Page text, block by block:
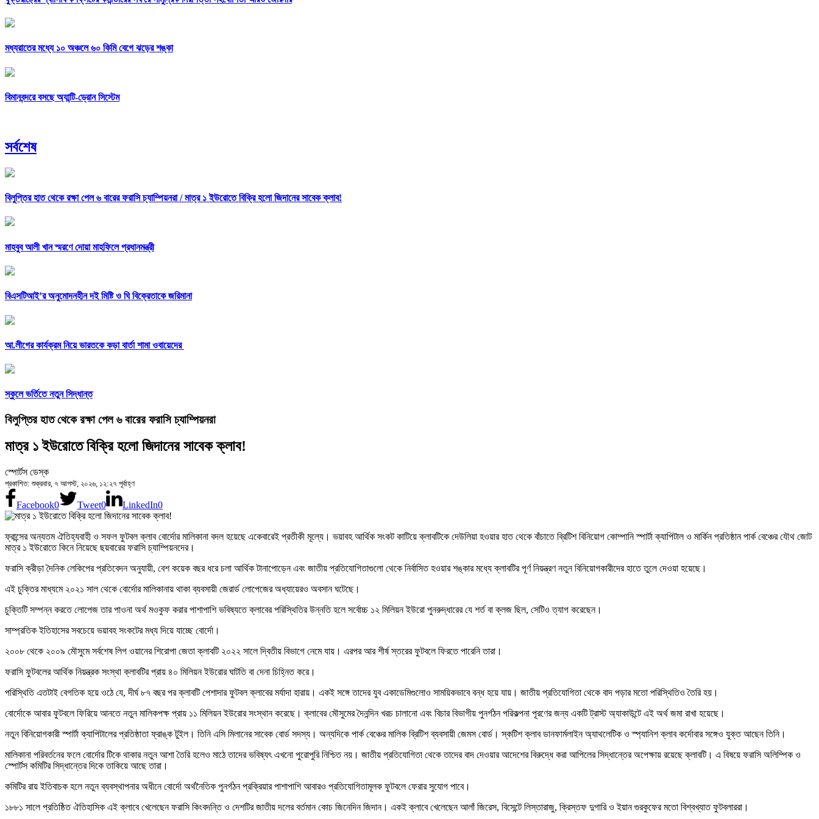
মধ্যরাতের মধ্যে ১০ অঞ্চলে ৬০ কিমি বেগে ঝড়ের শঙ্কা
বিমানবন্দরে বসছে অ্যান্টি-ড্রোন সিস্টেম
সর্বশেষ
বিলুপ্তির হাত থেকে রক্ষা পেল ৬ বারের ফরাসি চ্যাম্পিয়নরা /মাত্র ১ ইউরোতে বিক্রি হলো জিদানের সাবেক ক্লাব!
মাহবুব আলী খান স্মরণে দোয়া মাহফিলে প্রধানমন্ত্রী
বিএসটিআই’র অনুমোদনহীন দই মিষ্টি ও ঘি বিক্রেতাকে জরিমানা
আ.লীগের কার্যক্রম নিয়ে ভারতকে কড়া বার্তা শামা ওবায়েদের
স্কুলে ভর্তিতে নতুন সিদ্ধান্ত
বিলুপ্তির হাত থেকে রক্ষা পেল ৬ বারের ফরাসি চ্যাম্পিয়নরা
মাত্র ১ ইউরোতে বিক্রি হলো জিদানের সাবেক ক্লাব!
স্পোর্টস ডেস্ক
প্রকাশিত: শুক্রবার, ৭ আগস্ট, ২০২৬, ১২:২৭ পূর্বাহ্ণ
Facebook0 Tweet0 LinkedIn0
ফ্রান্সের অন্যতম ঐতিহ্যবাহী ও সফল ফুটবল ক্লাব বোর্দোর মালিকানা বদল হয়েছে একেবারেই প্রতীকী মূল্যে। ভয়াবহ আর্থিক সংকট কাটিয়ে ক্লাবটিকে দেউলিয়া হওয়ার হাত থেকে বাঁচাতে ব্রিটিশ বিনিয়োগ কোম্পানি স্পার্টা ক্যাপিটাল ও মার্কিন প্রতিষ্ঠান পার্ক বেঞ্চের যৌথ জোট
মাত্র ১ ইউরোতে কিনে নিয়েছে ছয়বারের ফরাসি চ্যাম্পিয়নদের।
ফরাসি ক্রীড়া দৈনিক লেকিপের প্রতিবেদন অনুযায়ী, বেশ কয়েক বছর ধরে চলা আর্থিক টানাপোড়েন এবং জাতীয় প্রতিযোগিতাগুলো থেকে নির্বাসিত হওয়ার শঙ্কার মধ্যে ক্লাবটির পূর্ণ নিয়ন্ত্রণ নতুন বিনিয়োগকারীদের হাতে তুলে দেওয়া হয়েছে।
এই চুক্তির মাধ্যমে ২০২১ সাল থেকে বোর্দোর মালিকানায় থাকা ব্যবসায়ী জেরার্ড লোপেজের অধ্যায়েরও অবসান ঘটেছে।
চুক্তিটি সম্পন্ন করতে লোপেজ তার পাওনা অর্থ মওকুফ করার পাশাপাশি ভবিষ্যতে ক্লাবের পরিস্থিতির উন্নতি হলে সর্বোচ্চ ১২ মিলিয়ন ইউরো পুনরুদ্ধারের যে শর্ত বা ক্লজ ছিল, সেটিও ত্যাগ করেছেন।
সাম্প্রতিক ইতিহাসের সবচেয়ে ভয়াবহ সংকটের মধ্য দিয়ে যাচ্ছে বোর্দো।
২০০৮ থেকে ২০০৯ মৌসুমে সর্বশেষ লিগ ওয়ানের শিরোপা জেতা ক্লাবটি ২০২২ সালে দ্বিতীয় বিভাগে নেমে যায়। এরপর আর শীর্ষ স্তরের ফুটবলে ফিরতে পারেনি তারা।
ফরাসি ফুটবলের আর্থিক নিয়ন্ত্রক সংস্থা ক্লাবটির প্রায় ৪০ মিলিয়ন ইউরোর ঘাটতি বা দেনা চিহ্নিত করে।
পরিস্থিতি এতটাই বেগতিক হয়ে ওঠে যে, দীর্ঘ ৮৭ বছর পর ক্লাবটি পেশাদার ফুটবল ক্লাবের মর্যাদা হারায়। একই সঙ্গে তাদের যুব একাডেমিগুলোও সাময়িকভাবে বন্ধ হয়ে যায়। জাতীয় প্রতিযোগিতা থেকে বাদ পড়ার মতো পরিস্থিতিও তৈরি হয়।
বোর্দোকে আবার ফুটবলে ফিরিয়ে আনতে নতুন মালিকপক্ষ প্রায় ১১ মিলিয়ন ইউরোর সংস্থান করেছে। ক্লাবের মৌসুমের দৈনন্দিন খরচ চালানো এবং বিচার বিভাগীয় পুনর্গঠন পরিকল্পনা পূরণের জন্য একটি ট্রাস্ট অ্যাকাউন্টে এই অর্থ জমা রাখা হয়েছে।
নতুন বিনিয়োগকারী স্পার্টা ক্যাপিটালের প্রতিষ্ঠাতা ফ্রাঙ্ক টুইল। তিনি এসি মিলানের সাবেক বোর্ড সদস্য। অন্যদিকে পার্ক বেঞ্চের মালিক ব্রিটিশ ব্যবসায়ী জেমস বোর্ড। স্কটিশ ক্লাব ডানফার্মলাইন অ্যাথলেটিক ও স্প্যানিশ ক্লাব কর্দোবার সঙ্গেও যুক্ত আছেন তিনি।
মালিকানা পরিবর্তনের ফলে বোর্দোর টিকে থাকার নতুন আশা তৈরি হলেও মাঠে তাদের ভবিষ্যৎ এখনো পুরোপুরি নিশ্চিত নয়। জাতীয় প্রতিযোগিতা থেকে তাদের বাদ দেওয়ার আদেশের বিরুদ্ধে করা আপিলের সিদ্ধান্তের অপেক্ষায় রয়েছে ক্লাবটি। এ বিষয়ে ফরাসি অলিম্পিক ও
স্পোর্টস কমিটির সিদ্ধান্তের দিকে তাকিয়ে আছে তারা।
কমিটির রায় ইতিবাচক হলে নতুন ব্যবস্থাপনার অধীনে বোর্দো অর্থনৈতিক পুনর্গঠন প্রক্রিয়ার পাশাপাশি আবারও প্রতিযোগিতামূলক ফুটবলে ফেরার সুযোগ পাবে।
১৮৮১ সালে প্রতিষ্ঠিত ঐতিহাসিক এই ক্লাবে খেলেছেন ফরাসি কিংবদন্তি ও দেশটির জাতীয় দলের বর্তমান কোচ জিনেদিন জিদান। একই ক্লাবে খেলেছেন আলাঁ জিরেস, বিসেন্টে লিস্তারাজু, ক্রিস্তফ দুগারি ও ইয়ান গুরকুফের মতো বিশ্বখ্যাত ফুটবলাররা।